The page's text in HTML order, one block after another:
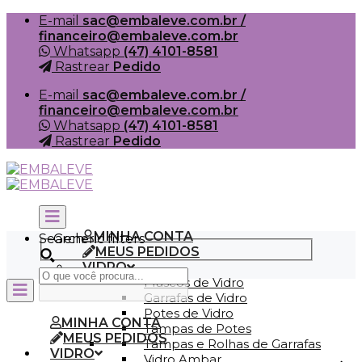
Skip
content
E-mail sac@embaleve.com.br /
financeiro@embaleve.com.br
Whatsapp (47) 4101-8581
Rastrear Pedido
E-mail sac@embaleve.com.br /
financeiro@embaleve.com.br
Whatsapp (47) 4101-8581
Rastrear Pedido
MINHA CONTA
MEUS PEDIDOS
VIDRO
Frascos de Vidro
Garrafas de Vidro
Potes de Vidro
Tampas de Potes
Tampas e Rolhas de Garrafas
Search
Generic filters
MINHA CONTA
MEUS PEDIDOS
VIDRO